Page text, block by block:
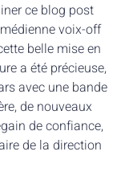
ce blog post
voix-off
belle mise en
a été précieuse,
avec une bande
de nouveaux
de confiance,
de la direction